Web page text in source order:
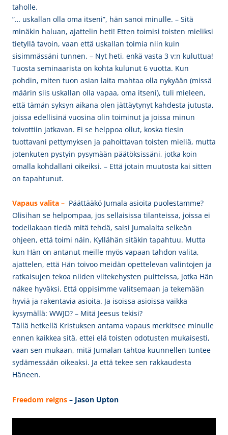
taholle.
”… uskallan olla oma itseni”, hän sanoi minulle. – Sitä
minäkin haluan, ajattelin heti! Etten toimisi toisten mieliksi
tietyllä tavoin, vaan että uskallan toimia niin kuin
sisimmässäni tunnen. – Nyt heti, enkä vasta 3 v:n kuluttua!
Tuosta seminaarista on kohta kulunut 6 vuotta. Kun
pohdin, miten tuon asian laita mahtaa olla nykyään (missä
määrin siis uskallan olla vapaa, oma itseni), tuli mieleen,
että tämän syksyn aikana olen jättäytynyt kahdesta jutusta,
joissa edellisinä vuosina olin toiminut ja joissa minun
toivottiin jatkavan. Ei se helppoa ollut, koska tiesin
tuottavani pettymyksen ja pahoittavan toisten mieliä, mutta
jotenkuten pystyin pysymään päätöksissäni, jotka koin
omalla kohdallani oikeiksi. – Että jotain muutosta kai sitten
on tapahtunut.
Vapaus valita – Päättääkö Jumala asioita puolestamme?
Olisihan se helpompaa, jos sellaisissa tilanteissa, joissa ei
todellakaan tiedä mitä tehdä, saisi Jumalalta selkeän
ohjeen, että toimi näin. Kyllähän sitäkin tapahtuu. Mutta
kun Hän on antanut meille myös vapaan tahdon valita,
ajattelen, että Hän toivoo meidän opettelevan valintojen ja
ratkaisujen tekoa niiden viitekehysten puitteissa, jotka Hän
näkee hyväksi. Että oppisimme valitsemaan ja tekemään
hyviä ja rakentavia asioita. Ja isoissa asioissa vaikka
kysymällä: WWJD? – Mitä Jeesus tekisi?
Tällä hetkellä Kristuksen antama vapaus merkitsee minulle
ennen kaikkea sitä, ettei elä toisten odotusten mukaisesti,
vaan sen mukaan, mitä Jumalan tahtoa kuunnellen tuntee
sydämessään oikeaksi. Ja että tekee sen rakkaudesta
Häneen.
Freedom reigns – Jason Upton